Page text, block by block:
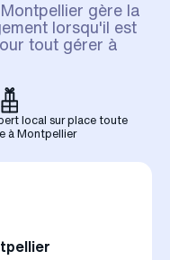
gère la
lorsqu'il est
tout gérer à
local sur place toute
à Montpellier